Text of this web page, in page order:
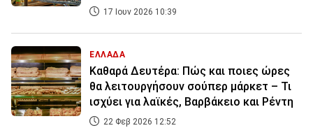
17 Ιουν 2026 10:39
ΕΛΛΑΔΑ
Καθαρά Δευτέρα: Πώς και ποιες ώρες
θα λειτουργήσουν σούπερ μάρκετ – Τι
ισχύει για λαϊκές, Βαρβάκειο και Ρέντη
22 Φεβ 2026 12:52